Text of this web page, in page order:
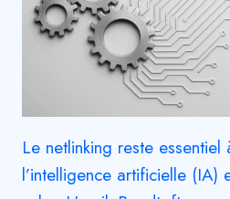
Le netlinking reste essentiel
l’intelligence artificielle (IA)